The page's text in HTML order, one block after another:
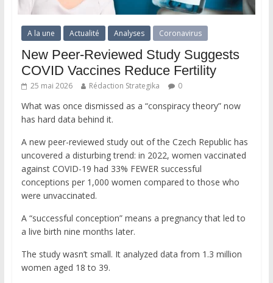
A la une Actualité Analyses Coronavirus
New Peer-Reviewed Study Suggests
COVID Vaccines Reduce Fertility
25 mai 2026 Rédaction Strategika 0
What was once dismissed as a “conspiracy theory” now
has hard data behind it.
A new peer-reviewed study out of the Czech Republic has
uncovered a disturbing trend: in 2022, women vaccinated
against COVID-19 had 33% FEWER successful
conceptions per 1,000 women compared to those who
were unvaccinated.
A “successful conception” means a pregnancy that led to
a live birth nine months later.
The study wasn’t small. It analyzed data from 1.3 million
women aged 18 to 39.